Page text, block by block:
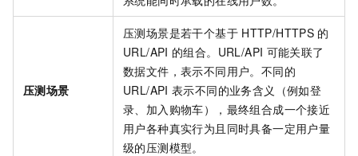
压测场景
压测场景是若干个基于 HTTP/HTTPS 的
URL/API 的组合。URL/API 可能关联了
数据文件，表示不同用户。不同的
URL/API 表示不同的业务含义（例如登
录、加入购物车），最终组合成一个接近
用户各种真实行为且同时具备一定用户量
级的压测模型。